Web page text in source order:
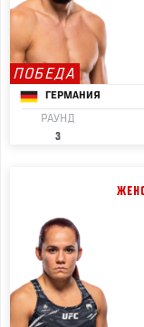
ПОБЕДА
ГЕРМАНИЯ
РАУНД
3